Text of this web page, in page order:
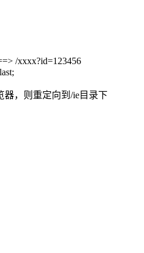
/xxxx?id=123456
器，则重定向到/ie目录下